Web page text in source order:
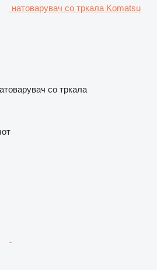
натоварувач со тркала Komatsu
со тркала